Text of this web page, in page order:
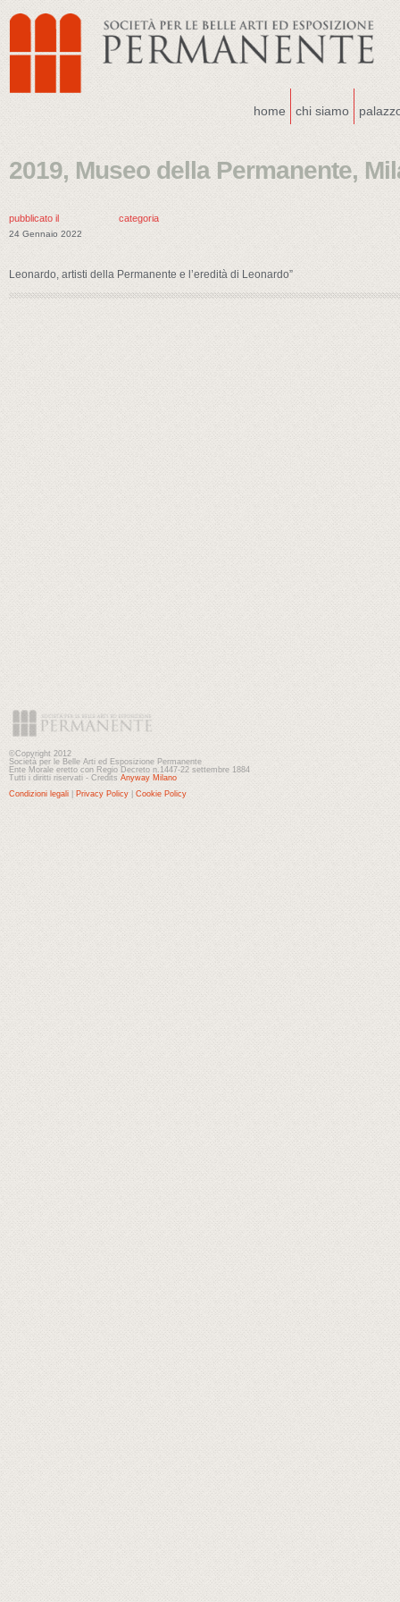
home chi siamo
2019, Museo della Permanente,
pubblicato il
24 Gennaio 2022
categoria
Leonardo, artisti della Permanente e l’eredità di Leonardo”
©Copyright 2012
Società per le Belle Arti ed Esposizione Permanente
Ente Morale eretto con Regio Decreto n.1447-22 settembre 1884
Tutti i diritti riservati - Credits Anyway Milano
Condizioni legali
Privacy Policy Cookie Policy